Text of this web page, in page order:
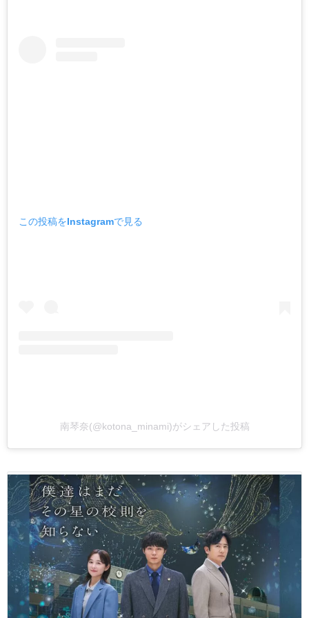
この投稿をInstagramで見る
南琴奈(@kotona_minami)がシェアした投稿